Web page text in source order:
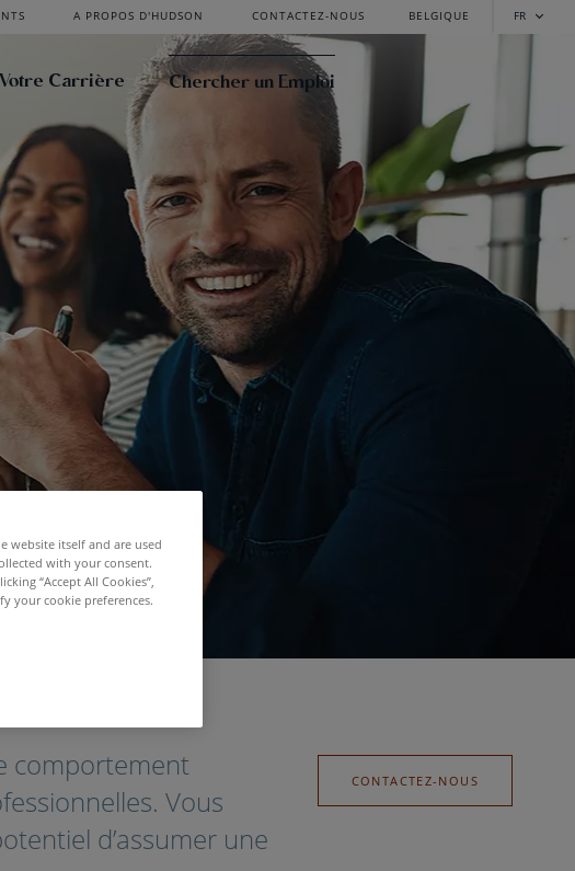
A PROPOS D'HUDSON CONTACTEZ-NOUS BELGIQUE FR
Votre Carrière Chercher un Emploi
comportement
Vous
d’assumer une
CONTACTEZ-NOUS
website itself and are used
with your consent.
“Accept All Cookies”,
your cookie preferences.